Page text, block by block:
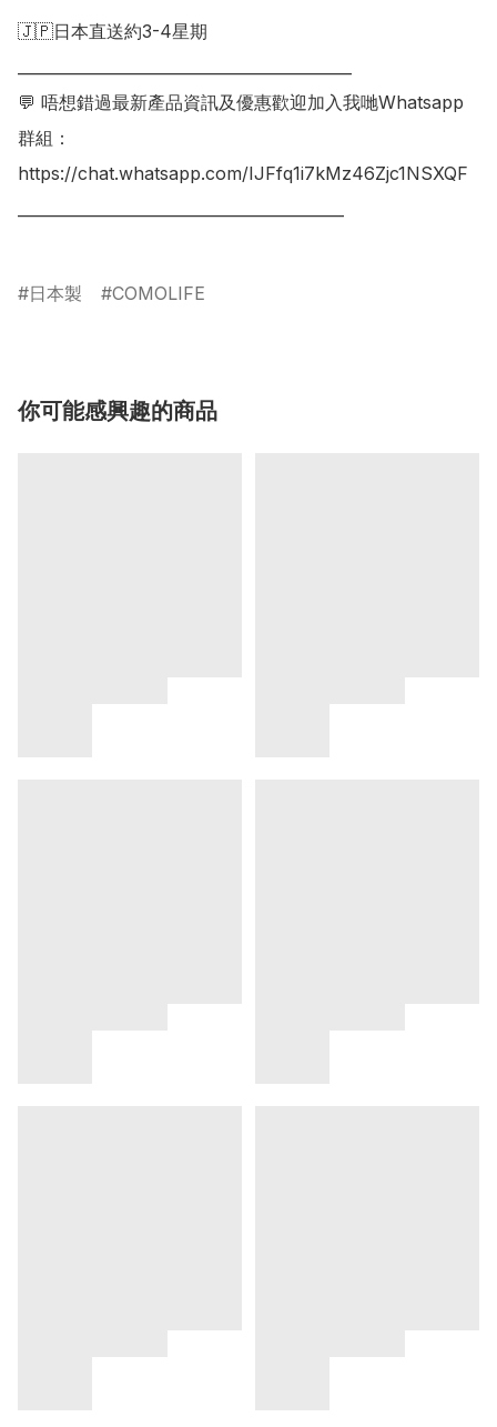
🇯🇵日本直送約3-4星期
💬 唔想錯過最新產品資訊及優惠歡迎加入我哋Whatsapp
群組：
https://chat.whatsapp.com/IJFfq1i7kMz46Zjc1NSXQF
日本製 COMOLIFE
你可能感興趣的商品